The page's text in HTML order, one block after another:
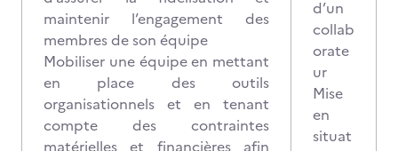
maintenir l’engagement des
membres de son équipe
Mobiliser une équipe en mettant
en place des outils
organisationnels et en tenant
compte des contraintes
matérielles et financières afin
d’un
collab
orate
ur
Mise
en
situat